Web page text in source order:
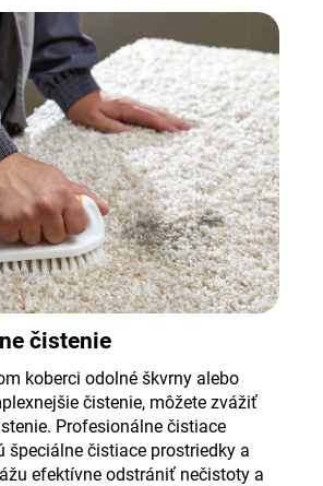
čistenie
koberci odolné škvrny alebo
čistenie, môžete zvážiť
Profesionálne čistiace
špeciálne čistiace prostriedky a
efektívne odstrániť nečistoty a